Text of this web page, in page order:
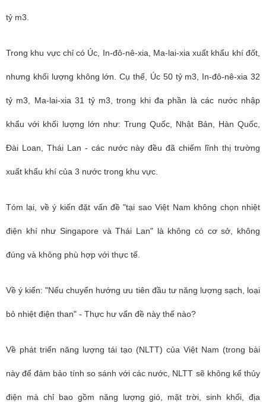
tỷ m3.
Trong khu vực chỉ có Úc, In-đô-nê-xia, Ma-lai-xia xuất khẩu khí đốt,
nhưng khối lượng không lớn. Cụ thể, Úc 50 tỷ m3, In-đô-nê-xia 32
tỷ m3, Ma-lai-xia 31 tỷ m3, trong khi đa phần là các nước nhập
khẩu với khối lượng lớn như: Trung Quốc, Nhật Bản, Hàn Quốc,
Đài Loan, Thái Lan - các nước này đều đã chiếm lĩnh thị trường
xuất khẩu khí của 3 nước trong khu vực.
Tóm lại, về ý kiến đặt vấn đề "tại sao Việt Nam không chọn nhiệt
điện khí như Singapore và Thái Lan" là không có cơ sở, không
đúng và không phù hợp với thực tế.
Về ý kiến: "Nếu chuyển hướng ưu tiên đầu tư năng lượng sạch, loại
bỏ nhiệt điện than" - Thực hư vấn đề này thế nào?
Về phát triển năng lượng tái tạo (NLTT) của Việt Nam (trong bài
này để đảm bảo tính so sánh với các nước, NLTT sẽ không kể thủy
điện mà chỉ bao gồm năng lượng gió, mặt trời, sinh khối, địa